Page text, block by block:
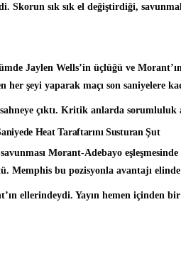
Skorun sık sık el değiştirdiği,
Jaylen Wells’in üçlüğü ve
şeyi yaparak maçı son saniyelere
çıktı. Kritik anlarda sorumluluk
Heat Taraftarını Susturan Şut
Morant-Adebayo
Memphis bu pozisyonla avantajı
ellerindeydi. Yayın hemen içinden bir